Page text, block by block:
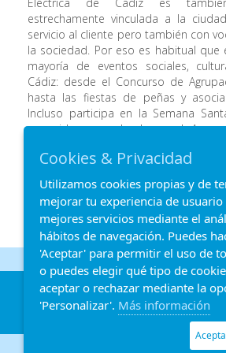
estrechamente vinculada a la
servicio al cliente pero también con
la sociedad. Por eso es habitual que
mayoría de eventos sociales,
Cádiz: desde el Concurso de
hasta las fiestas de peñas y
Incluso participa en la Semana
conocida como La luz y el Agua
en su día.
Corporativo
Transparencia
Perfil del contratante
Copyright © 2026 Registrado por
Cookies & Privacidad
Utilizamos cookies propias y de
mejorar tu experiencia de
mejores servicios mediante el
hábitos de navegación. Puedes
'Aceptar' para permitir el uso de
o puedes elegir qué tipo de
aceptar o rechazar mediante la
'Personalizar'. Más información